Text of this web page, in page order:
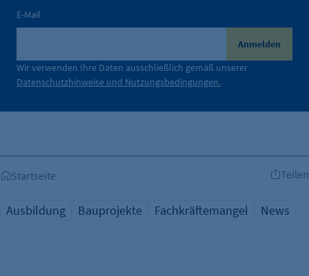
E-Mail
Anmelden
Wir verwenden Ihre Daten ausschließlich gemäß unserer
Datenschutzhinweise und Nutzungsbedingungen.
Startseite Teilen
Ausbildung Bauprojekte Fachkräftemangel News